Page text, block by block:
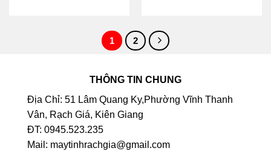
1 2
THÔNG TIN CHUNG
Địa Chỉ: 51 Lâm Quang Ky,Phường Vĩnh Thanh
Vân, Rạch Giá, Kiên Giang
ĐT: 0945.523.235
Mail: maytinhrachgia@gmail.com